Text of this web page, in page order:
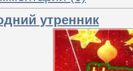
утренник